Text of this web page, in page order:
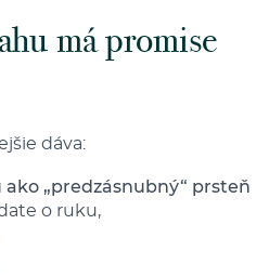
má promise
dáva:
„predzásnubný“ prsteň
o ruku,